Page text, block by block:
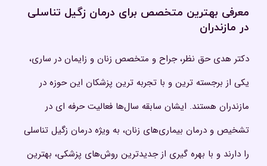
معرفی بهترین متخصص برای درمان زگیل تناسلی
در مازندران
دکتر هدی حق‌ نظر، جراح و متخصص زنان و زایمان در ساری،
یکی از برجسته‌ ترین و با تجربه‌ ترین پزشکان این حوزه در
مازندران هستند. ایشان سابقه سال‌ها فعالیت حرفه‌ ای در
تشخیص و درمان بیماری‌های زنان، به ویژه درمان زگیل تناسلی
را دارند و با بهره‌ گیری از جدیدترین روش‌های پزشکی، بهترین